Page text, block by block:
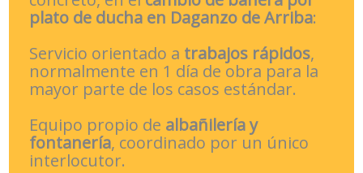
plato de ducha en Daganzo de Arriba:
Servicio orientado a trabajos rápidos,
normalmente en 1 día de obra para la
mayor parte de los casos estándar.
Equipo propio de albañilería y
fontanería, coordinado por un único
interlocutor.